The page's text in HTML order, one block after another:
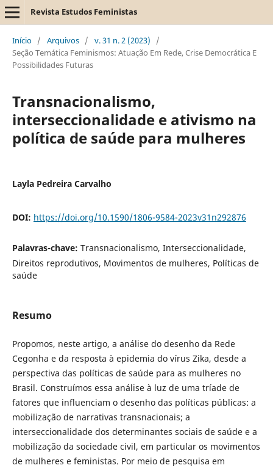
Revista Estudos Feministas
Início / Arquivos / v. 31 n. 2 (2023)
/
Seção Temática Feminismos: Atuação Em Rede, Crise Democrática E
Possibilidades Futuras
Transnacionalismo,
interseccionalidade e ativismo na
política de saúde para mulheres
Layla Pedreira Carvalho
DOI: https://doi.org/10.1590/1806-9584-2023v31n292876
Palavras-chave: Transnacionalismo, Interseccionalidade,
Direitos reprodutivos, Movimentos de mulheres, Políticas de
saúde
Resumo
Propomos, neste artigo, a análise do desenho da Rede
Cegonha e da resposta à epidemia do vírus Zika, desde a
perspectiva das políticas de saúde para as mulheres no
Brasil. Construímos essa análise à luz de uma tríade de
fatores que influenciam o desenho das políticas públicas: a
mobilização de narrativas transnacionais; a
interseccionalidade dos determinantes sociais de saúde e a
mobilização da sociedade civil, em particular os movimentos
de mulheres e feministas. Por meio de pesquisa em